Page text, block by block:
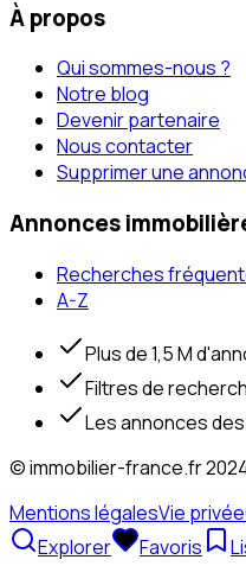
À propos
Qui sommes-nous ?
Notre blog
Devenir partenaire
Nous contacter
Supprimer une
Annonces
Recherches
A-Z
Plus de 1,5 M
Filtres de
Les annonces
© immobilier-france.fr
Mentions légalesVie privée
Explorer
Favoris